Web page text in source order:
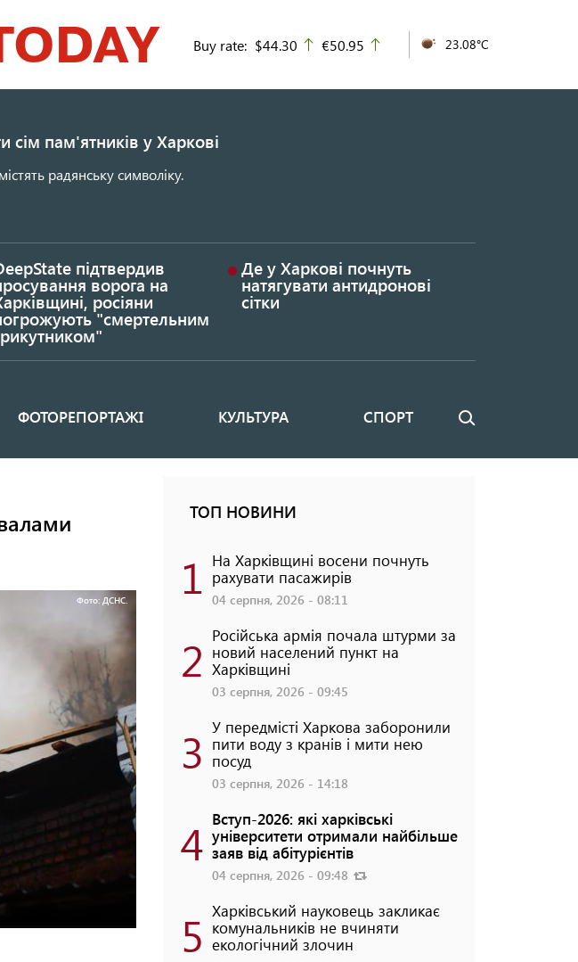
Buy rate: $44.30 up
€50.95 23.08°C
сім пам'ятників у Харкові
радянську символіку.
підтвердив
ворога на
росіяни
"смертельним
Де у Харкові почнуть
натягувати антидронові
сітки
ФОТОРЕПОРТАЖІ КУЛЬТУРА СПОРТ Пошук
Фото: ДСНС.
ТОП НОВИНИ
1 На Харківщині восени почнуть
рахувати пасажирів
04 серпня, 2026 - 08:11
2 Російська армія почала штурми за
новий населений пункт на
Харківщині
03 серпня, 2026 - 09:45
3 У передмісті Харкова заборонили
пити воду з кранів і мити нею
посуд
03 серпня, 2026 - 14:18
4 Вступ-2026: які харківські
університети отримали найбільше
заяв від абітурієнтів
04 серпня, 2026 - 09:48
5 Харківський науковець закликає
комунальників не вчиняти
екологічний злочин